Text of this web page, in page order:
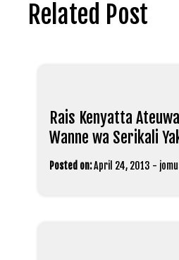
Related Post
Rais Kenyatta
Wanne wa Serikali
Posted on:April 24, 2013 -